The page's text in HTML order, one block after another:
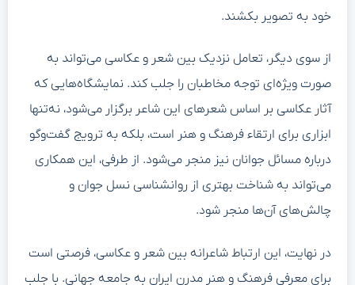
خود به تصویر بکشند.
از سوی دیگر، تعامل نزدیک بین شعر و عکاسی می‌تواند به
صورت ویژه‌ای توجه مخاطبان را جلب کند. نمایشگاه‌هایی که
آثار عکاسی بر اساس شعرهای این شاعر برگزار می‌شود، نه‌تنها
ابزاری برای ارتقاء فرهنگ و هنر است، بلکه به ترویج گفت‌وگو
درباره مسائل جوانان نیز منجر می‌شود. از طرفی، این همکاری
می‌تواند به شناخت بهتری از روانشناسی نسل جوان و
چالش‌های آن‌ها منجر شود.
در نهایت، این ارتباط شاعرانه بین شعر و عکاسی، فرصتی است
برای معرفی فرهنگ و هنر مدرن ایران به جامعه جهانی. با جلب